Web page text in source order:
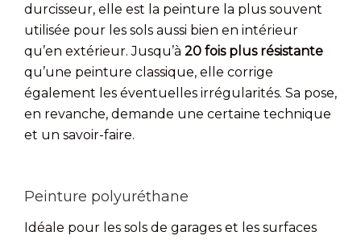
durcisseur, elle est la peinture la plus souvent
utilisée pour les sols aussi bien en intérieur
qu’en extérieur. Jusqu’à 20 fois plus résistante
qu’une peinture classique, elle corrige
également les éventuelles irrégularités. Sa pose,
en revanche, demande une certaine technique
et un savoir-faire.
Peinture polyuréthane
Idéale pour les sols de garages et les surfaces